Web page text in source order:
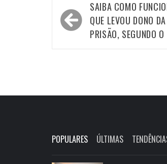
Navegação
de
SAIBA COMO
QUE LEVOU DONO
PRISÃO, SEGUNDO O
POPULARES ÚLTIMAS